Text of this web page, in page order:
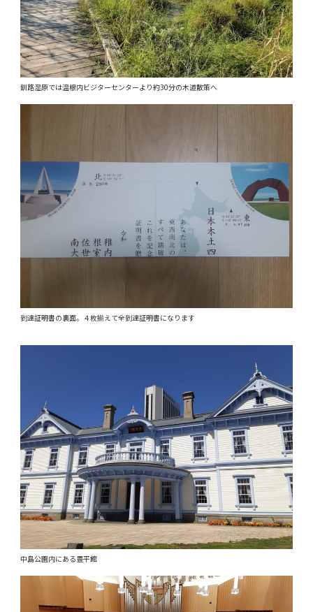
釧路湿原では温根内ビジターセンターより約30分の木道散策へ
到達証明書の裏面。４枚揃えて全到達証明書になります
中島公園内にある豊平館